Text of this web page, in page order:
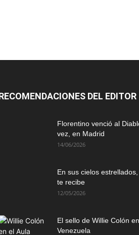
DEL EDITOR
Florentino venció al
vez, en Madrid
14/06/2026
En sus cielos
te recibe
12/05/2026
El sello de Willie Colón en
Venezuela